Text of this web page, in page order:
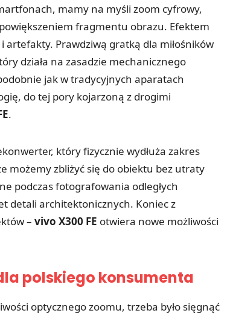
mamy na myśli zoom cyfrowy,
fragmentu obrazu. Efektem
artefakty. Prawdziwą gratką dla miłośników
działa na zasadzie mechanicznego
jak w tradycyjnych aparatach
do tej pory kojarzoną z drogimi
.
który fizycznie wydłuża zakres
możemy zbliżyć się do obiektu bez utraty
podczas fotografowania odległych
detali architektonicznych. Koniec z
– vivo X300 FE otwiera nowe możliwości
polskiego konsumenta
optycznego zoomu, trzeba było sięgnąć